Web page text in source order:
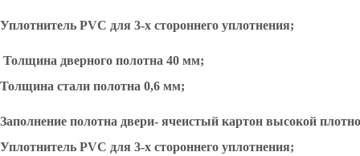
Уплотнитель PVC для 3-х стороннего уплотнения;
Толщина дверного полотна 40 мм;
Толщина стали полотна 0,6 мм;
Заполнение полотна двери- ячеистый картон высокой
Уплотнитель PVC для 3-х стороннего уплотнения;